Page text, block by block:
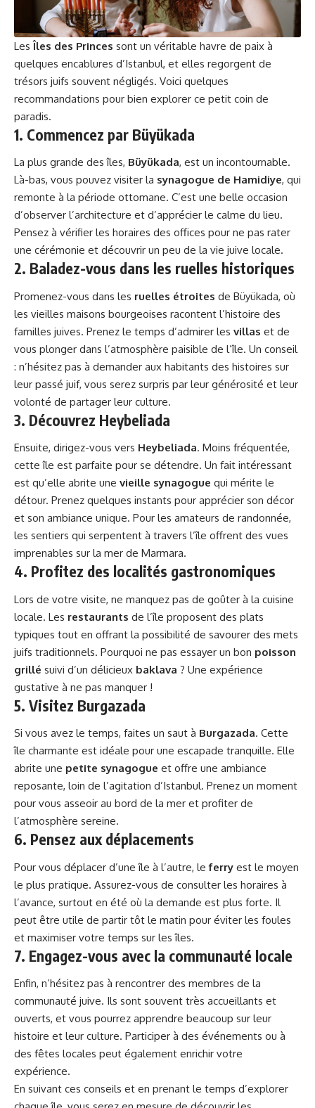
LesÎles des Princes sont un véritable havre de paix à
quelques encablures d’Istanbul, et elles regorgent de
trésors juifs souvent négligés. Voici quelques
recommandations pour bien explorer ce petit coin de
paradis.
1. Commencez par Büyükada
La plus grande des îles, Büyükada, est un incontournable.
Là-bas, vous pouvez visiter la synagogue de Hamidiye, qui
remonte à la période ottomane. C’est une belle occasion
d’observer l’architecture et d’apprécier le calme du lieu.
Pensez à vérifier les horaires des offices pour ne pas rater
une cérémonie et découvrir un peu de la vie juive locale.
2. Baladez-vous dans les ruelles historiques
Promenez-vous dans les ruelles étroites de Büyükada, où
les vieilles maisons bourgeoises racontent l’histoire des
familles juives. Prenez le temps d’admirer les villas et de
vous plonger dans l’atmosphère paisible de l’île. Un conseil
: n’hésitez pas à demander aux habitants des histoires sur
leur passé juif, vous serez surpris par leur générosité et leur
volonté de partager leur culture.
3. Découvrez Heybeliada
Ensuite, dirigez-vous vers Heybeliada. Moins fréquentée,
cette île est parfaite pour se détendre. Un fait intéressant
est qu’elle abrite une vieille synagogue qui mérite le
détour. Prenez quelques instants pour apprécier son décor
et son ambiance unique. Pour les amateurs de randonnée,
les sentiers qui serpentent à travers l’île offrent des vues
imprenables sur la mer de Marmara.
4. Profitez des localités gastronomiques
Lors de votre visite, ne manquez pas de goûter à la cuisine
locale. Les restaurants de l’île proposent des plats
typiques tout en offrant la possibilité de savourer des mets
juifs traditionnels. Pourquoi ne pas essayer un bon poisson
grillé suivi d’un délicieux baklava ? Une expérience
gustative à ne pas manquer !
5. Visitez Burgazada
Si vous avez le temps, faites un saut à Burgazada. Cette
île charmante est idéale pour une escapade tranquille. Elle
abrite une petite synagogue et offre une ambiance
reposante, loin de l’agitation d’Istanbul. Prenez un moment
pour vous asseoir au bord de la mer et profiter de
l’atmosphère sereine.
6. Pensez aux déplacements
Pour vous déplacer d’une île à l’autre, leferry est le moyen
le plus pratique. Assurez-vous de consulter les horaires à
l’avance, surtout en été où la demande est plus forte. Il
peut être utile de partir tôt le matin pour éviter les foules
et maximiser votre temps sur les îles.
7. Engagez-vous avec la communauté locale
Enfin, n’hésitez pas à rencontrer des membres de la
communauté juive. Ils sont souvent très accueillants et
ouverts, et vous pourrez apprendre beaucoup sur leur
histoire et leur culture. Participer à des événements ou à
des fêtes locales peut également enrichir votre
expérience.
En suivant ces conseils et en prenant le temps d’explorer